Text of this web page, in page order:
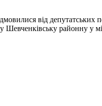
від
Шевченківську районну у